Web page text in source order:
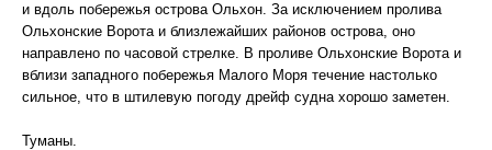
и вдоль побережья острова Ольхон. За исключением пролива
Ольхонские Ворота и близлежайших районов острова, оно
направлено по часовой стрелке. В проливе Ольхонские Ворота и
вблизи западного побережья Малого Моря течение настолько
сильное, что в штилевую погоду дрейф судна хорошо заметен.
Туманы.